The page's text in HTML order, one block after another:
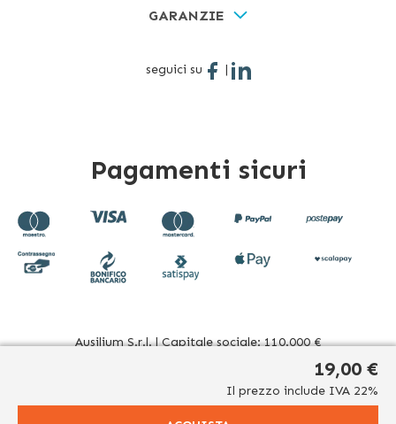
19,00 €
Il prezzo include IVA 22%
GARANZIE
seguici su |
Pagamenti sicuri
Ausilium S.r.l. | Capitale sociale: 110.000 €
Sede operativa: Corso Novara 39 - 10078 Venaria Reale (TO)
Italia | Sede legale: Via Beato Sebastiano Valfrè, 16 - 10121
Torino (TO) Italia